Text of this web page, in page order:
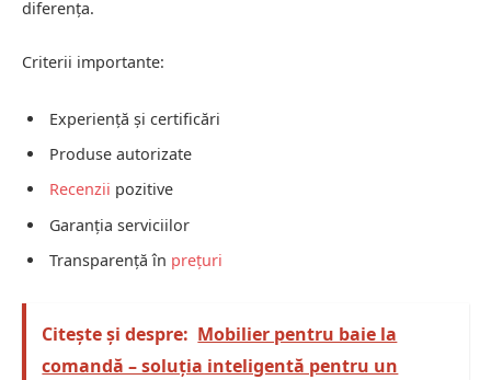
diferența.
Criterii importante:
Experiență și certificări
Produse autorizate
Recenzii pozitive
Garanția serviciilor
Transparență în prețuri
Citește și despre: Mobilier pentru baie la
comandă – soluția inteligentă pentru un